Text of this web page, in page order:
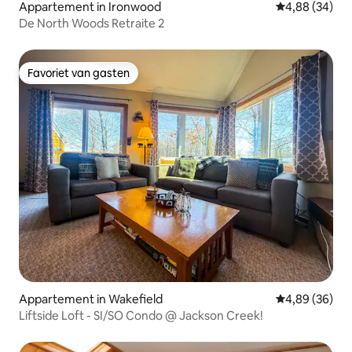
Appartement in Ironwood Gemiddelde
4,88 (34)
De North Woods Retraite 2
Favoriet van gasten
Favoriet van gasten
Appartement in Wakefield Gemiddelde
4,89 (36)
Liftside Loft - SI/SO Condo @ Jackson Creek!